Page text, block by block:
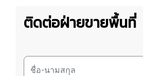
ติดต่อฝ่ายขายพื้นที่